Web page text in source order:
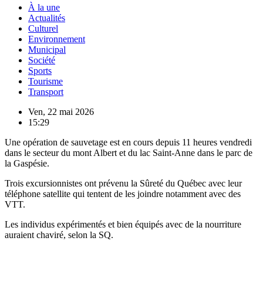
À la une
Actualités
Culturel
Environnement
Municipal
Société
Sports
Tourisme
Transport
Ven, 22 mai 2026
15:29
Une opération de sauvetage est en cours depuis 11 heures vendredi
dans le secteur du mont Albert et du lac Saint-Anne dans le parc de
la Gaspésie.
Trois excursionnistes ont prévenu la Sûreté du Québec avec leur
téléphone satellite qui tentent de les joindre notamment avec des
VTT.
Les individus expérimentés et bien équipés avec de la nourriture
auraient chaviré, selon la SQ.